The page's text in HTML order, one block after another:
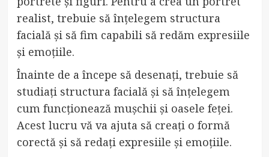
realist, trebuie să înțelegem structura
facială și să fim capabili să redăm expresiile
și emoțiile.
Înainte de a începe să desenați, trebuie să
studiați structura facială și să înțelegem
cum funcționează mușchii și oasele feței.
Acest lucru vă va ajuta să creați o formă
corectă și să redați expresiile și emoțiile.